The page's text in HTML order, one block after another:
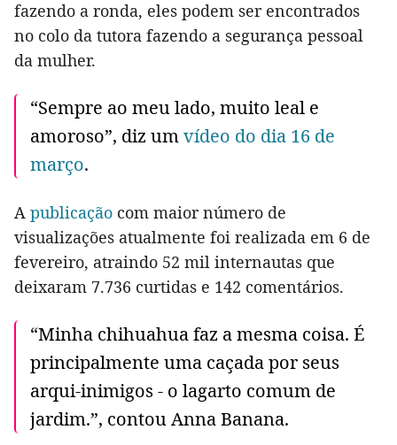
fazendo a ronda, eles podem ser encontrados
no colo da tutora fazendo a segurança pessoal
da mulher.
“Sempre ao meu lado, muito leal e
amoroso”, diz umvídeo do dia 16 de
março.
A publicação com maior número de
visualizações atualmente foi realizada em 6 de
fevereiro, atraindo 52 mil internautas que
deixaram 7.736 curtidas e 142 comentários.
“Minha chihuahua faz a mesma coisa. É
principalmente uma caçada por seus
arqui-inimigos - o lagarto comum de
jardim.”, contou Anna Banana.